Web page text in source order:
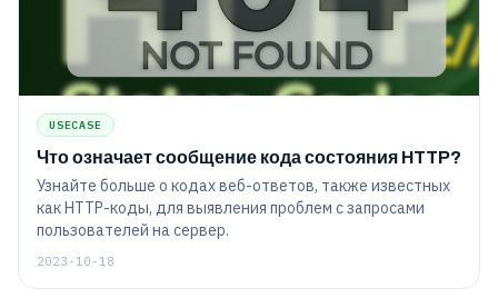
USECASE
Что означает сообщение кода состояния HTTP?
Узнайте больше о кодах веб-ответов, также известных
как HTTP-коды, для выявления проблем с запросами
пользователей на сервер.
2023-10-18